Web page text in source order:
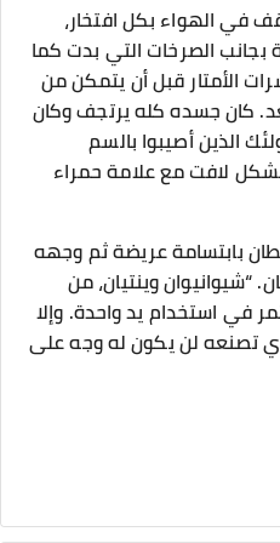
في الهواء بكل افتخار،
بجانب الصرخات التي بدت كما
الأمتار قبل أن يتمكن من
كان جسده كله يرتجف وكان
الذين أصيبوا بالسم
لافت مع علامة حمراء
بابتسامة عريضة ثم وجهه
“شيوانيوان وينتيان، من
في استخدام يد واحدة. وإلا
تصنعه لن يكون له وجه على